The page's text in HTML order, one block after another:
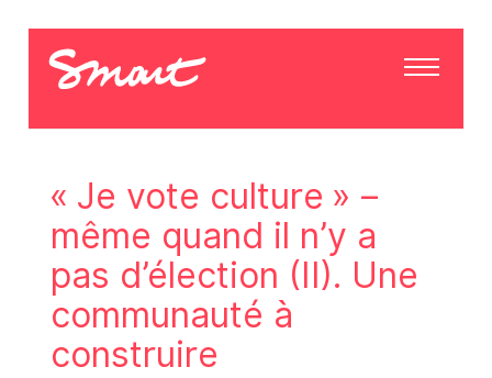
« Je vote culture » –
même quand il n’y a
pas d’élection (II). Une
communauté à
construire